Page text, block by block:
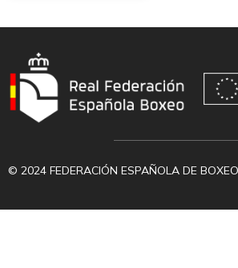
© 2024 FEDERACIÓN ESPAÑOLA DE